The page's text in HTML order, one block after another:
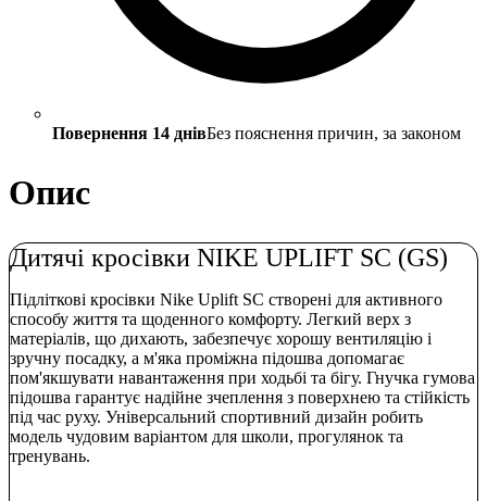
Повернення 14 днівБез пояснення причин, за законом
Опис
Дитячі кросівки NIKE UPLIFT SC (GS)
Підліткові кросівки Nike Uplift SC створені для активного
способу життя та щоденного комфорту. Легкий верх з
матеріалів, що дихають, забезпечує хорошу вентиляцію і
зручну посадку, а м'яка проміжна підошва допомагає
пом'якшувати навантаження при ходьбі та бігу. Гнучка гумова
підошва гарантує надійне зчеплення з поверхнею та стійкість
під час руху. Універсальний спортивний дизайн робить
модель чудовим варіантом для школи, прогулянок та
тренувань.